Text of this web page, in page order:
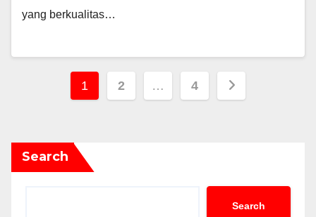
yang berkualitas…
Posts
1 2 … 4
Search
Search